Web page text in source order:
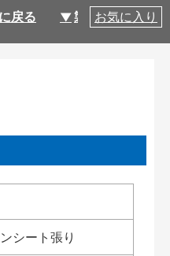
戻る 製品仕様
お気に入り
シート張り